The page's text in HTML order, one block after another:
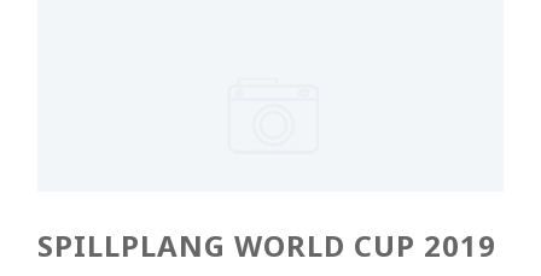
SPILLPLANG WORLD CUP 2019